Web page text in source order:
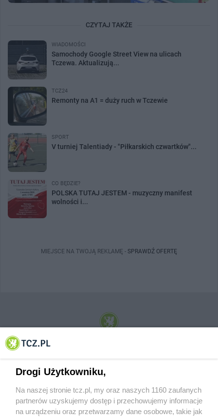
CZYTAJ TAKŻE
WIADOMOŚCI
Samochody Google Street View na ulicach
Tczewa. Aktualizują...
TCZ24
Remonty na A1 = duży ruch w Tczewie
SPORT
V turniej Talentiady - "Piłkarskich czwartków"...
CO BĘDZIE?
POLSKA TUTAJ JESTEM - muzyczny manifest
wolności i...
MIEJSCE NA TWOJĄ REKLAMĘ - SPRAWDŹ OFERTĘ
© 2001-2026 Tczew - TCZ.PL Sp. z o.o. Internetowy Serwis Informacyjny Miasta
Drogi Użytkowniku,
Na naszej stronie tcz.pl, my oraz naszych 1160 zaufanych
partnerów uzyskujemy dostęp i przechowujemy informacje
na urządzeniu oraz przetwarzamy dane osobowe, takie jak